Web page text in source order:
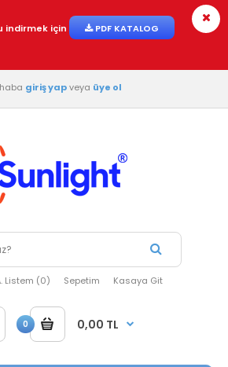
indirmek için
PDF KATALOG
giriş yapveya üye ol
Listem (0) Sepetim Kasaya Git
0 0,00 TL